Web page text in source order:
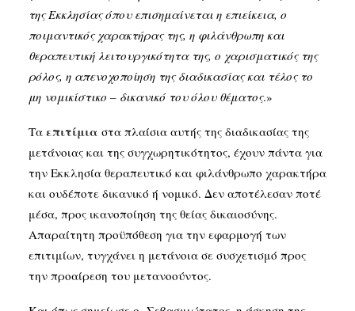
της Εκκλησίας όπου επισημαίνεται η επιείκεια, ο
ποιμαντικός χαρακτήρας της, η φιλάνθρωπη και
θεραπευτική λειτουργικότητα της, ο χαρισματικός της
ρόλος, η απενοχοποίηση της διαδικασίας και τέλος το
μη νομικίστικο – δικανικό του όλου θέματος.»
Τα επιτίμια στα πλαίσια αυτής της διαδικασίας της
μετάνοιας και της συγχωρητικότητος, έχουν πάντα για
την Εκκλησία θεραπευτικό και φιλάνθρωπο χαρακτήρα
και ουδέποτε δικανικό ή νομικό. Δεν αποτέλεσαν ποτέ
μέσα, προς ικανοποίηση της θείας δικαιοσύνης.
Απαραίτητη προϋπόθεση για την εφαρμογή των
επιτιμίων, τυγχάνει η μετάνοια σε συσχετισμό προς
την προαίρεση του μετανοούντος.